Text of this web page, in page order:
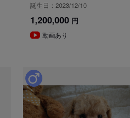
、お越しくださいますようお願い申し
誕生日：2023/12/10
1,200,000 円
動画あり